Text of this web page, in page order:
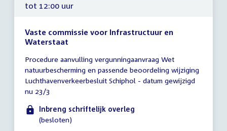
tot 12:00 uur
Vaste commissie voor Infrastructuur en
Waterstaat
vergadering
tot
12:00
uur
Procedure aanvulling vergunningaanvraag Wet
natuurbescherming en passende beoordeling wijziging
Luchthavenverkeerbesluit Schiphol - datum gewijzigd
nu 23/3
Inbreng schriftelijk overleg
(besloten)